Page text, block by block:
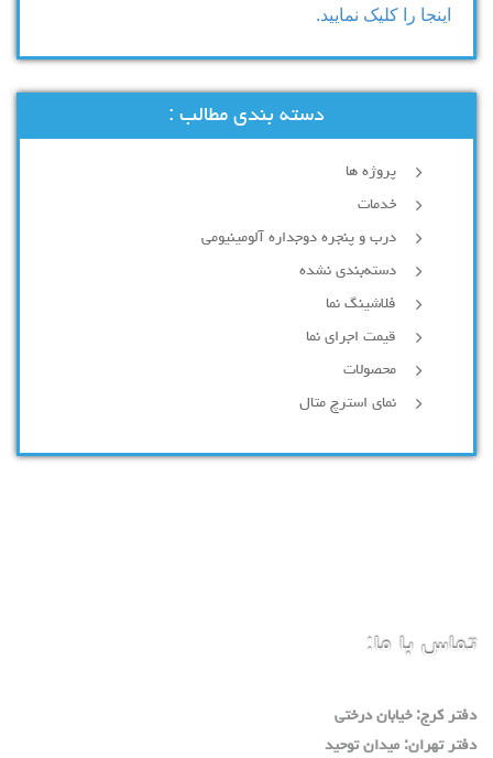
اینجا را کلیک نمایید.
دسته بندی مطالب :
پروژه ها
خدمات
درب و پنجره دوجداره آلومینیومی
دسته‌بندی نشده
فلاشینگ نما
قیمت اجرای نما
محصولات
نمای استرچ متال
تماس با ما:
دفتر كرج: خيابان درختي
دفتر تهران: ميدان توحيد